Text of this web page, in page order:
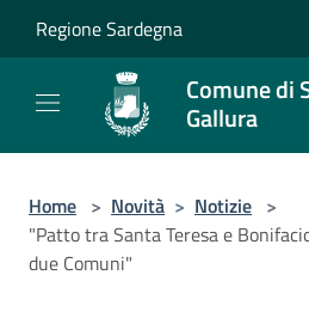
Regione Sardegna
Comune di
Gallura
Home > Novità > Notizie >
"Patto tra Santa Teresa e
due Comuni"